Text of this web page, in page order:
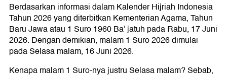
Berdasarkan informasi dalam Kalender Hijriah Indonesia
Tahun 2026 yang diterbitkan Kementerian Agama, Tahun
Baru Jawa atau 1 Suro 1960 Ba' jatuh pada Rabu, 17 Juni
2026. Dengan demikian, malam 1 Suro 2026 dimulai
pada Selasa malam, 16 Juni 2026.
Kenapa malam 1 Suro-nya justru Selasa malam? Sebab,